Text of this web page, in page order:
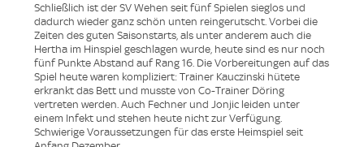
Schließlich ist der SV Wehen seit fünf Spielen sieglos und
dadurch wieder ganz schön unten reingerutscht. Vorbei die
Zeiten des guten Saisonstarts, als unter anderem auch die
Hertha im Hinspiel geschlagen wurde, heute sind es nur noch
fünf Punkte Abstand auf Rang 16. Die Vorbereitungen auf das
Spiel heute waren kompliziert: Trainer Kauczinski hütete
erkrankt das Bett und musste von Co-Trainer Döring
vertreten werden. Auch Fechner und Jonjic leiden unter
einem Infekt und stehen heute nicht zur Verfügung.
Schwierige Voraussetzungen für das erste Heimspiel seit